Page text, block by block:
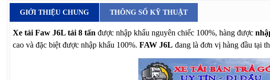
GIỚI THIỆU CHUNG THÔNG SỐ KỸ THUẬT
Xe tải Faw J6L tải 8 tấn được nhập khẩu nguyên chiếc 100%, hàng được
cao và đặc biệt được nhập khẩu 100%.FAW J6L đang là đơn vị hàng đầu tại